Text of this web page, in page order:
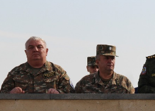
Структура
ОДКБ
Новости
Открытие совместного
09.10.2017